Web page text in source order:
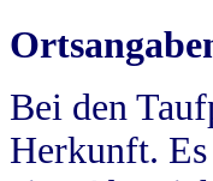
Bei den
Herkunft. Es